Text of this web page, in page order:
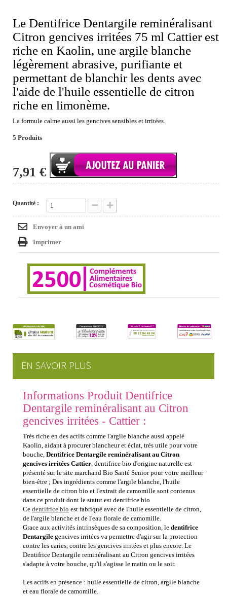
Le Dentifrice Dentargile reminéralisant
Citron gencives irritées 75 ml Cattier est
riche en Kaolin, une argile blanche
légèrement abrasive, purifiante et
permettant de blanchir les dents avec
l'aide de l'huile essentielle de citron
riche en limonème.
La formule calme aussi les gencives sensibles et irritées.
5 Produits
7,91 €
Quantité :
Envoyer à un ami
Imprimer
EN SAVOIR PLUS
Informations Produit Dentifrice
Dentargile reminéralisant au Citron
gencives irritées - Cattier :
Trés riche en des actifs comme l'argile blanche aussi appelé
Kaolin, aidant à procurer blancheur et éclat, trés utile pour votre
bouche, Dentifrice Dentargile reminéralisant au Citron
gencives irritées Cattier, dentifrice bio d'origine naturelle est
présenté sur le site marchand Bio Santé Senior pour votre meilleur
bien-être ; Des ingrédients comme l'argile blanche, l'huile
essentielle de citron bio et l'extrait de camomille sont contenus
dans ce produit dont le statut est dentifrice bio
Ce dentifrice bio est fabriqué avec de l'huile essentielle de citron,
de l'argile blanche et de l'eau florale de camomille.
Grace aux activités intrinsèques de sa composition, le dentifrice
Dentargile gencives irritées va permettre d'agir sur la protection
contre les caries, contre les gencives irritées et plus encore. Le
Dentifrice Dentargile reminéralisant au Citron gencives irritées
s'adapte à votre bouche, qu'il s'agisse le matin ou le soir.
Les actifs en présence : huile essentielle de citron, argile blanche
et eau florale de camomille.